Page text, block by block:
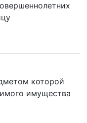
которой
имущества